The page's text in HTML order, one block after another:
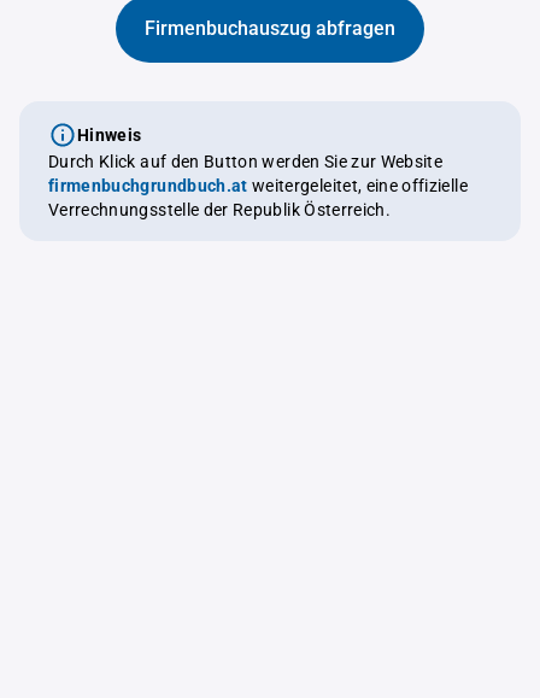
Firmenbuchauszug abfragen
Hinweis
Durch Klick auf den Button werden Sie zur Website
firmenbuchgrundbuch.at weitergeleitet, eine offizielle
Verrechnungsstelle der Republik Österreich.